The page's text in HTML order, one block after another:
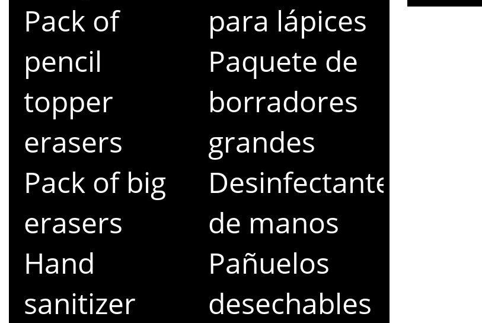
Pack of
pencil
topper
erasers
Pack of big
erasers
Hand
sanitizer
para lápices
Paquete de
borradores
grandes
Desinfectante
de manos
Pañuelos
desechables